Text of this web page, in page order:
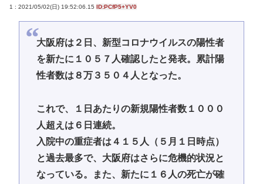
1 : 2021/05/02(日) 19:52:06.15 ID:PCfP5+YV0
大阪府は２日、新型コロナウイルスの陽性者
を新たに１０５７人確認したと発表。累計陽
性者数は８万３５０４人となった。
これで、１日あたりの新規陽性者数１０００
人超えは６日連続。
入院中の重症者は４１５人（５月１日時点）
と過去最多で、大阪府はさらに危機的状況と
なっている。また、新たに１６人の死亡が確